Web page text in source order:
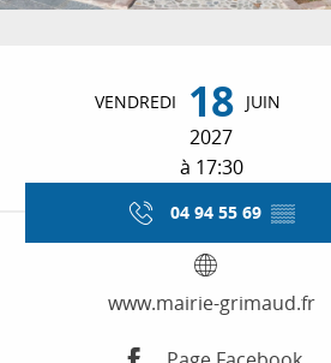
et
VENDREDI 18 JUIN
2027
à 17:30
04 94 55 69 ▒▒
www.mairie-grimaud.fr